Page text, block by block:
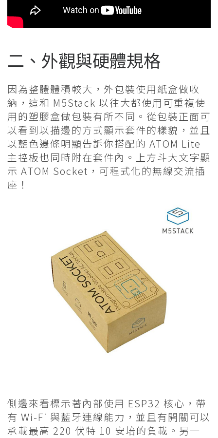
二、外觀與硬體規格
因為整體體積較大，外包裝使用紙盒做收
納，這和 M5Stack 以往大都使用可重複使
用的塑膠盒做包裝有所不同。從包裝正面可
以看到以描邊的方式顯示套件的樣貌，並且
以藍色邊條明顯告訴你搭配的 ATOM Lite
主控板也同時附在套件內。上方斗大文字顯
示 ATOM Socket，可程式化的無線交流插
座！
側邊來看標示著內部使用 ESP32 核心，帶
有 Wi-Fi 與藍牙連線能力，並且有開關可以
承載最高 220 伏特 10 安培的負載。另一